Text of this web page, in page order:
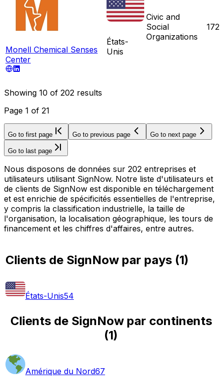
Monell Chemical Senses
Center
États-
Unis
Civic and
Social
Organizations
172
Showing 10 of 202 results
Page 1 of 21
Go to first page Go to previous page Go to next page
Go to last page
Nous disposons de données sur 202 entreprises et
utilisateurs utilisant SignNow. Notre liste d'utilisateurs et
de clients de SignNow est disponible en téléchargement
et est enrichie de spécificités essentielles de l'entreprise,
y compris la classification industrielle, la taille de
l'organisation, la localisation géographique, les tours de
financement et les chiffres d'affaires, entre autres.
Clients de SignNow par pays (1)
États-Unis54
Clients de SignNow par continents
(1)
Amérique du Nord67